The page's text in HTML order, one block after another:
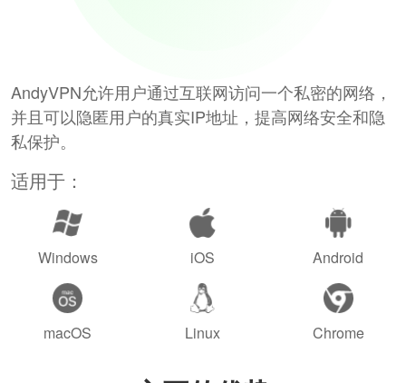
AndyVPN允许用户通过互联网访问一个私密的网络，
并且可以隐匿用户的真实IP地址，提高网络安全和隐
私保护。
适用于：
Windows iOS Android
macOS Linux Chrome